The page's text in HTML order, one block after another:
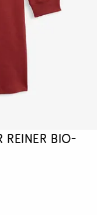
reiner Bio-